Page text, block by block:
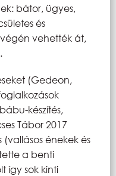
bátor, ügyes,
és
vehették át,
(Gedeon,
készítés,
Tábor 2017
énekek és
a benti
így sok kinti